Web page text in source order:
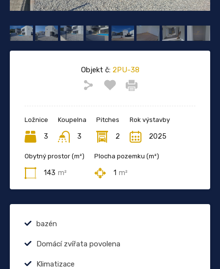
Objekt č:2PU-38
Ložnice
3
Koupelna
3
Pitches
2
Rok výstavby
2025
Obytný prostor (m²)
143 m²
Plocha pozemku (m²)
1 m²
bazén
Domácí zvířata povolena
Klimatizace